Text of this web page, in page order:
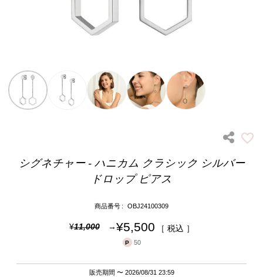
シグネチャー - ハニカム クラシック シルバー
ドロップ ピアス
商品番号 OBJ24100309
¥11,000 ¥5,500 税込
50
販売期間 〜 2026/08/31 23:59